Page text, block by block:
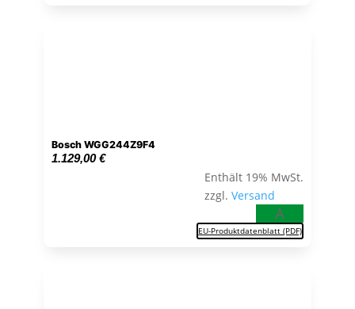
Bosch WGG244Z9F4
1.129,00€
Enthält 19% MwSt.
zzgl.Versand
A
EU-Produktdatenblatt (PDF)